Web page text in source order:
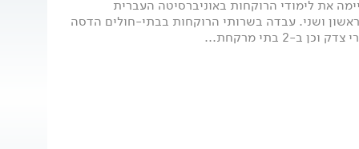
את לימודי הרוקחות באוניברסיטה העברית
ושני. עבדה בשרותי הרוקחות בבתי-חולים הדסה
ב-2 בתי מרקחת...